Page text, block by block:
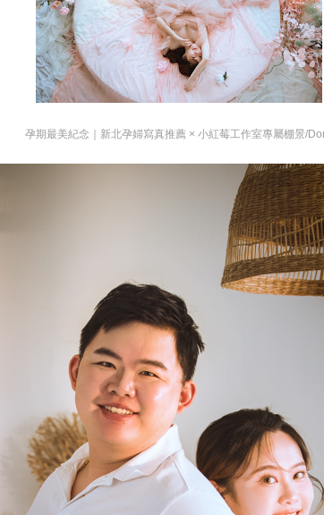
孕期最美紀念｜新北孕婦寫真推薦 × 小紅莓工作室專屬棚景/